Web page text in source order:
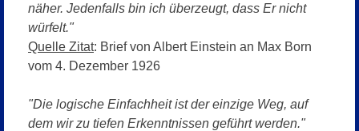
näher. Jedenfalls bin ich überzeugt, dass Er nicht
würfelt."
Quelle Zitat: Brief von Albert Einstein an Max Born
vom 4. Dezember 1926
"Die logische Einfachheit ist der einzige Weg, auf
dem wir zu tiefen Erkenntnissen geführt werden."